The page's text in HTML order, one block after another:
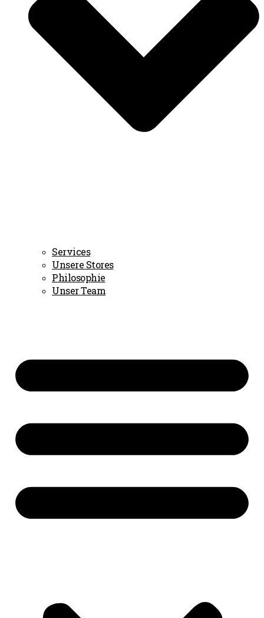
Services
Unsere Stores
Philosophie
Unser Team